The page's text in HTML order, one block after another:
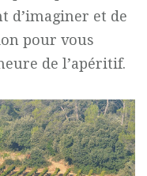
d’imaginer et de
pour vous
de l’apéritif.